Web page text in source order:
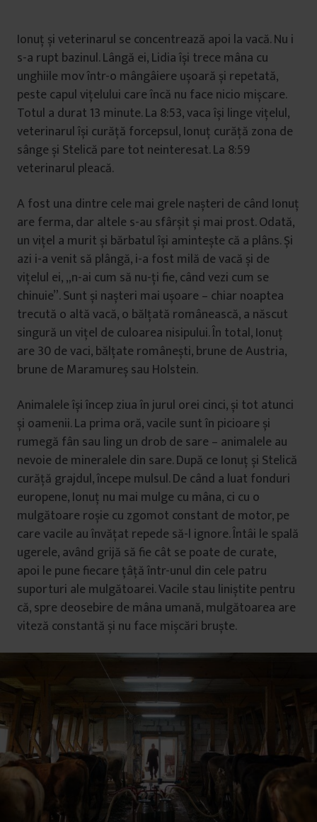
Ionuț și veterinarul se concentrează apoi la vacă. Nu i
s-a rupt bazinul. Lângă ei, Lidia își trece mâna cu
unghiile mov într-o mângâiere ușoară și repetată,
peste capul vițelului care încă nu face nicio mișcare.
Totul a durat 13 minute. La 8:53, vaca își linge vițelul,
veterinarul își curăță forcepsul, Ionuț curăță zona de
sânge și Stelică pare tot neinteresat. La 8:59
veterinarul pleacă.
A fost una dintre cele mai grele nașteri de când Ionuț
are ferma, dar altele s-au sfârșit și mai prost. Odată,
un vițel a murit și bărbatul își amintește că a plâns. Și
azi i-a venit să plângă, i-a fost milă de vacă și de
vițelul ei, „n-ai cum să nu-ți fie, când vezi cum se
chinuie”. Sunt și nașteri mai ușoare – chiar noaptea
trecută o altă vacă, o bălțată românească, a născut
singură un vițel de culoarea nisipului. În total, Ionuț
are 30 de vaci, bălțate românești, brune de Austria,
brune de Maramureș sau Holstein.
Animalele își încep ziua în jurul orei cinci, și tot atunci
și oamenii. La prima oră, vacile sunt în picioare și
rumegă fân sau ling un drob de sare – animalele au
nevoie de mineralele din sare. După ce Ionuț și Stelică
curăță grajdul, începe mulsul. De când a luat fonduri
europene, Ionuț nu mai mulge cu mâna, ci cu o
mulgătoare roșie cu zgomot constant de motor, pe
care vacile au învățat repede să-l ignore. Întâi le spală
ugerele, având grijă să fie cât se poate de curate,
apoi le pune fiecare țâță într-unul din cele patru
suporturi ale mulgătoarei. Vacile stau liniștite pentru
că, spre deosebire de mâna umană, mulgătoarea are
viteză constantă și nu face mișcări bruște.